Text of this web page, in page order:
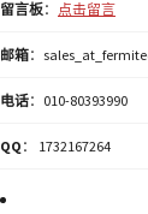
留言板： 点击留言
邮箱：
电话：010-80393990
QQ ： 1732167264